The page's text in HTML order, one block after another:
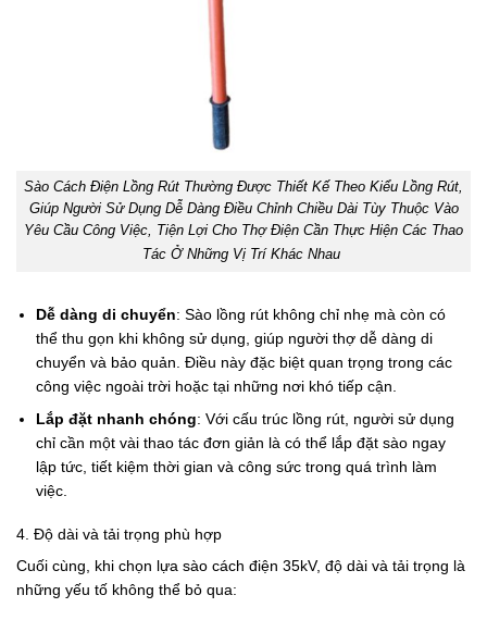
Sào Cách Điện Lồng Rút Thường Được Thiết Kế Theo Kiểu Lồng Rút,
Giúp Người Sử Dụng Dễ Dàng Điều Chỉnh Chiều Dài Tùy Thuộc Vào
Yêu Cầu Công Việc, Tiện Lợi Cho Thợ Điện Cần Thực Hiện Các Thao
Tác Ở Những Vị Trí Khác Nhau
Dễ dàng di chuyển: Sào lồng rút không chỉ nhẹ mà còn có
thể thu gọn khi không sử dụng, giúp người thợ dễ dàng di
chuyển và bảo quản. Điều này đặc biệt quan trọng trong các
công việc ngoài trời hoặc tại những nơi khó tiếp cận.
Lắp đặt nhanh chóng: Với cấu trúc lồng rút, người sử dụng
chỉ cần một vài thao tác đơn giản là có thể lắp đặt sào ngay
lập tức, tiết kiệm thời gian và công sức trong quá trình làm
việc.
4. Độ dài và tải trọng phù hợp
Cuối cùng, khi chọn lựa sào cách điện 35kV, độ dài và tải trọng là
những yếu tố không thể bỏ qua: